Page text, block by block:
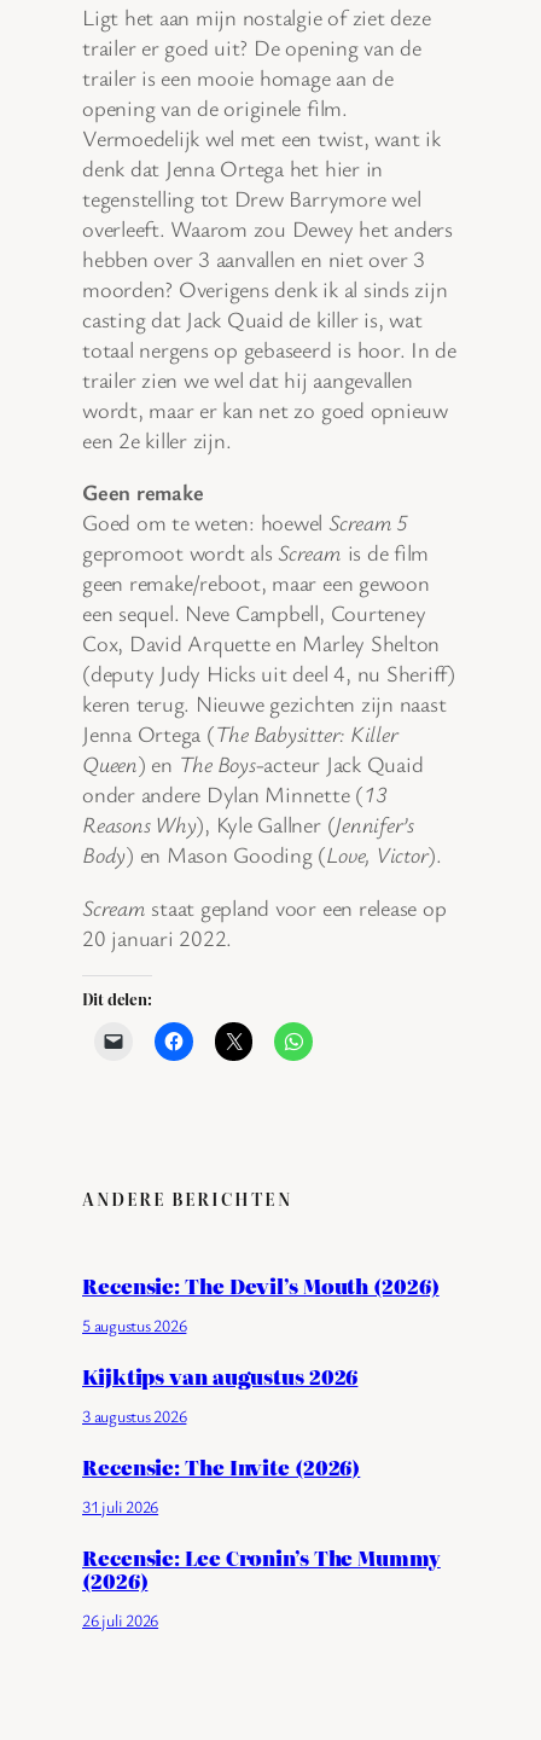
Ligt het aan mijn nostalgie of ziet deze
trailer er goed uit? De opening van de
trailer is een mooie homage aan de
opening van de originele film.
Vermoedelijk wel met een twist, want ik
denk dat Jenna Ortega het hier in
tegenstelling tot Drew Barrymore wel
overleeft. Waarom zou Dewey het anders
hebben over 3 aanvallen en niet over 3
moorden? Overigens denk ik al sinds zijn
casting dat Jack Quaid de killer is, wat
totaal nergens op gebaseerd is hoor. In de
trailer zien we wel dat hij aangevallen
wordt, maar er kan net zo goed opnieuw
een 2e killer zijn.
Geen remake
Goed om te weten: hoewel Scream 5
gepromoot wordt alsScream is de film
geen remake/reboot, maar een gewoon
een sequel. Neve Campbell, Courteney
Cox, David Arquette en Marley Shelton
(deputy Judy Hicks uit deel 4, nu Sheriff)
keren terug. Nieuwe gezichten zijn naast
Jenna Ortega (The Babysitter: Killer
Queen) en The Boys-acteur Jack Quaid
onder andere Dylan Minnette (13
Reasons Why), Kyle Gallner (Jennifer’s
Body) en Mason Gooding (Love, Victor).
Scream staat gepland voor een release op
20 januari 2022.
Dit delen:
ANDERE BERICHTEN
Recensie: The Devil’s Mouth (2026)
5 augustus 2026
Kijktips van augustus 2026
3 augustus 2026
Recensie: The Invite (2026)
31 juli 2026
Recensie: Lee Cronin’s The Mummy
(2026)
26 juli 2026